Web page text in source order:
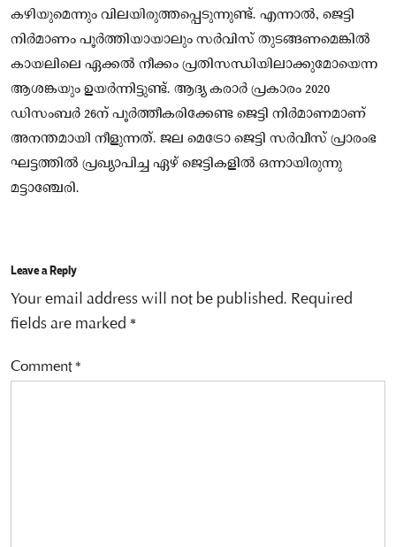
കഴിയുമെന്നും വിലയിരുത്തപ്പെടുന്നുണ്ട്. എന്നാല്‍, ജെട്ടി
നിർമാണം പൂർത്തിയായാലും സർവിസ് തുടങ്ങണമെങ്കില്‍
കായലിലെ ഏക്കല്‍ നീക്കം പ്രതിസന്ധിയിലാക്കുമോയെന്ന
ആശങ്കയും ഉയർന്നിട്ടുണ്ട്. ആദ്യ കരാർ പ്രകാരം 2020
ഡിസംബർ 26ന് പൂർത്തീകരിക്കേണ്ട ജെട്ടി നിർമാണമാണ്
അനന്തമായി നീളുന്നത്. ജല മെട്രോ ജെട്ടി സർവീസ് പ്രാരംഭ
ഘട്ടത്തില്‍ പ്രഖ്യാപിച്ച ഏഴ് ജെട്ടികളില്‍ ഒന്നായിരുന്നു
മട്ടാഞ്ചേരി.
Leave a Reply
Your email address will not be published. Required
fields are marked *
Comment*